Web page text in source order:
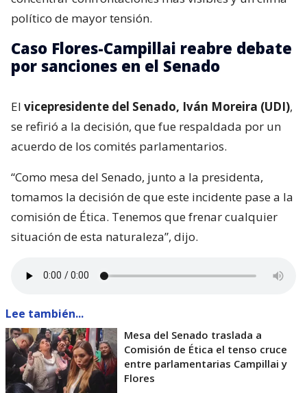
político de mayor tensión.
Caso Flores-Campillai reabre debate
por sanciones en el Senado
El vicepresidente del Senado, Iván Moreira (UDI),
se refirió a la decisión, que fue respaldada por un
acuerdo de los comités parlamentarios.
“Como mesa del Senado, junto a la presidenta,
tomamos la decisión de que este incidente pase a la
comisión de Ética. Tenemos que frenar cualquier
situación de esta naturaleza”, dijo.
Lee también...
Mesa del Senado traslada a
Comisión de Ética el tenso cruce
entre parlamentarias Campillai y
Flores